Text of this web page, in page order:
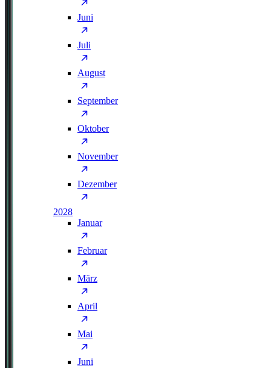
Juni
Juli
August
September
Oktober
November
Dezember
2028
Januar
Februar
März
April
Mai
Juni